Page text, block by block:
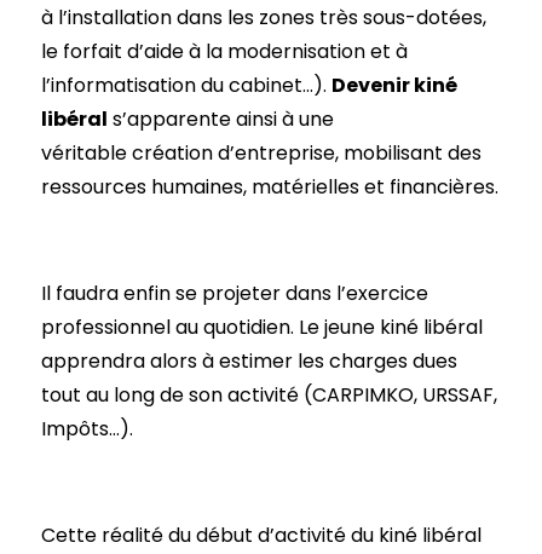
à l’installation dans les zones très sous-dotées,
le forfait d’aide à la modernisation et à
l’informatisation du cabinet…). Devenir kiné
libéral s’apparente ainsi à une
véritable création d’entreprise, mobilisant des
ressources humaines, matérielles et financières.
Il faudra enfin se projeter dans l’exercice
professionnel au quotidien. Le jeune kiné libéral
apprendra alors à estimer les charges dues
tout au long de son activité (CARPIMKO, URSSAF,
Impôts…).
Cette réalité du début d’activité du kiné libéral